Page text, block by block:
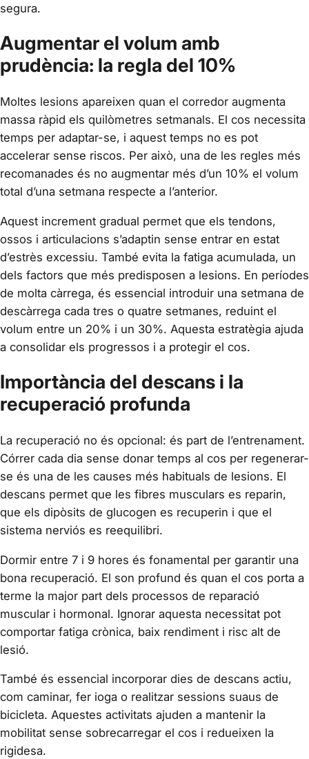
segura.
Augmentar el volum amb
prudència: la regla del 10%
Moltes lesions apareixen quan el corredor augmenta
massa ràpid els quilòmetres setmanals. El cos necessita
temps per adaptar-se, i aquest temps no es pot
accelerar sense riscos. Per això, una de les regles més
recomanades és no augmentar més d’un 10% el volum
total d’una setmana respecte a l’anterior.
Aquest increment gradual permet que els tendons,
ossos i articulacions s’adaptin sense entrar en estat
d’estrès excessiu. També evita la fatiga acumulada, un
dels factors que més predisposen a lesions. En períodes
de molta càrrega, és essencial introduir una setmana de
descàrrega cada tres o quatre setmanes, reduint el
volum entre un 20% i un 30%. Aquesta estratègia ajuda
a consolidar els progressos i a protegir el cos.
Importància del descans i la
recuperació profunda
La recuperació no és opcional: és part de l’entrenament.
Córrer cada dia sense donar temps al cos per regenerar-
se és una de les causes més habituals de lesions. El
descans permet que les fibres musculars es reparin,
que els dipòsits de glucogen es recuperin i que el
sistema nerviós es reequilibri.
Dormir entre 7 i 9 hores és fonamental per garantir una
bona recuperació. El son profund és quan el cos porta a
terme la major part dels processos de reparació
muscular i hormonal. Ignorar aquesta necessitat pot
comportar fatiga crònica, baix rendiment i risc alt de
lesió.
També és essencial incorporar dies de descans actiu,
com caminar, fer ioga o realitzar sessions suaus de
bicicleta. Aquestes activitats ajuden a mantenir la
mobilitat sense sobrecarregar el cos i redueixen la
rigidesa.